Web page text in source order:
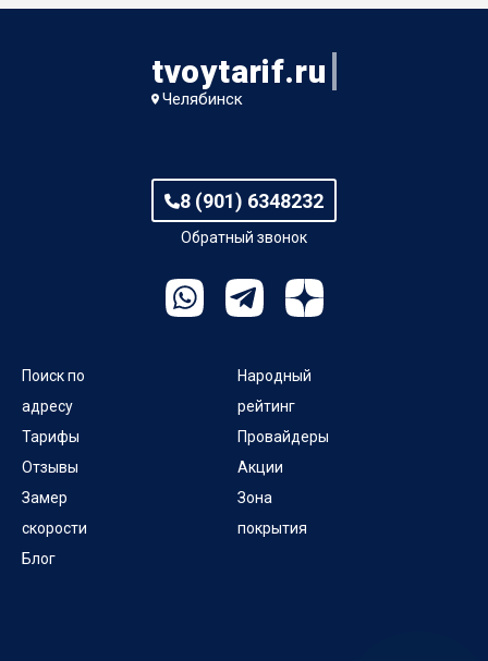
tvoytarif.ru
Челябинск
8 (901) 6348232
Обратный звонок
Поиск по
адресу
Тарифы
Отзывы
Замер
скорости
Блог
Народный
рейтинг
Провайдеры
Акции
Зона
покрытия